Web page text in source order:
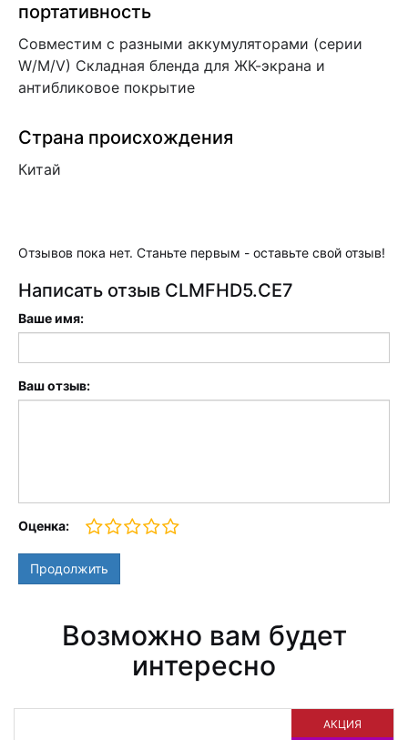
портативность
Совместим с разными аккумуляторами (серии
W/M/V) Складная бленда для ЖК-экрана и
антибликовое покрытие
Страна происхождения
Китай
Отзывов пока нет. Станьте первым - оставьте свой отзыв!
Написать отзыв CLMFHD5.CE7
Ваше имя:
Ваш отзыв:
Оценка:
Продолжить
Возможно вам будет
интересно
АКЦИЯ